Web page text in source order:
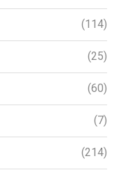
(114)
(25)
(60)
(7)
(214)